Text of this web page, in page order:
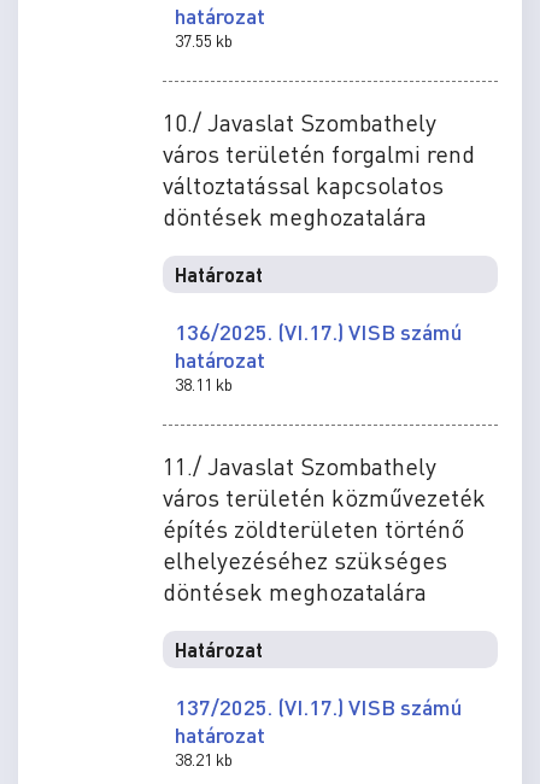
határozat
37.55 kb
10./ Javaslat Szombathely
város területén forgalmi rend
változtatással kapcsolatos
döntések meghozatalára
Határozat
136/2025. (VI.17.) VISB számú
határozat
38.11 kb
11./ Javaslat Szombathely
város területén közművezeték
építés zöldterületen történő
elhelyezéséhez szükséges
döntések meghozatalára
Határozat
137/2025. (VI.17.) VISB számú
határozat
38.21 kb